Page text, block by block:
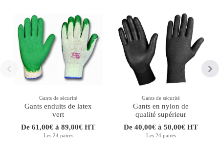
Gants de sécurité
Gants enduits de latex
vert
De 61,00€ à 89,00€ HT
Les 24 paires
Gants de sécurité
Gants en nylon de
qualité supérieur
De 40,00€ à 50,00€ HT
Les 24 paires